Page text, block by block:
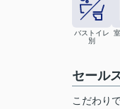
バストイレ
別
セール
こだわり